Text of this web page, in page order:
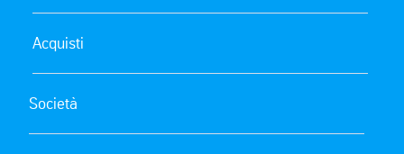
Acquisti
Società